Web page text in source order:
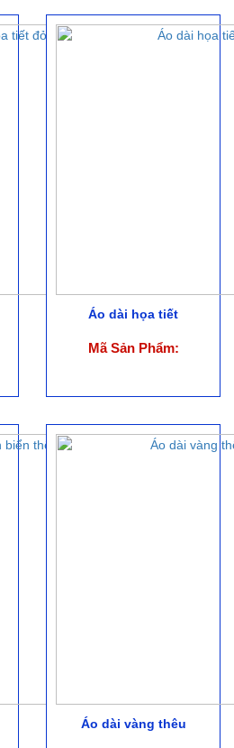
Áo dài họa tiết
Mã Sản Phẩm:
Áo dài vàng thêu